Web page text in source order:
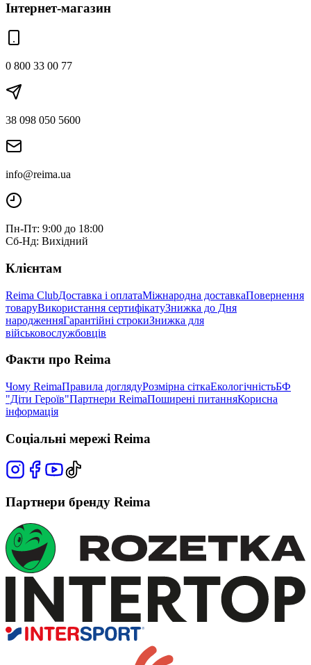
Інтернет-магазин
0 800 33 00 77
38 098 050 5600
info@reima.ua
Пн-Пт: 9:00 до 18:00
Сб-Нд: Вихідний
Клієнтам
Reima ClubДоставка і оплатаМіжнародна доставкаПовернення
товаруВикористання сертифікатуЗнижка до Дня
народженняГарантійні строкиЗнижка для
військовослужбовців
Факти про Reima
Чому ReimaПравила доглядуРозмірна сіткаЕкологічністьБФ
"Діти Героїв"Партнери ReimaПоширені питанняКорисна
інформація
Соціальні мережі Reima
Партнери бренду Reima